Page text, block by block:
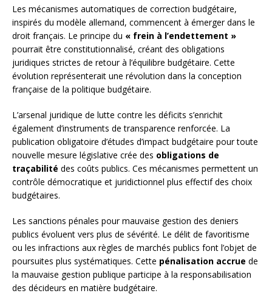
Les mécanismes automatiques de correction budgétaire,
inspirés du modèle allemand, commencent à émerger dans le
droit français. Le principe du « frein à l’endettement »
pourrait être constitutionnalisé, créant des obligations
juridiques strictes de retour à l’équilibre budgétaire. Cette
évolution représenterait une révolution dans la conception
française de la politique budgétaire.
L’arsenal juridique de lutte contre les déficits s’enrichit
également d’instruments de transparence renforcée. La
publication obligatoire d’études d’impact budgétaire pour toute
nouvelle mesure législative crée des obligations de
traçabilité des coûts publics. Ces mécanismes permettent un
contrôle démocratique et juridictionnel plus effectif des choix
budgétaires.
Les sanctions pénales pour mauvaise gestion des deniers
publics évoluent vers plus de sévérité. Le délit de favoritisme
ou les infractions aux règles de marchés publics font l’objet de
poursuites plus systématiques. Cette pénalisation accrue de
la mauvaise gestion publique participe à la responsabilisation
des décideurs en matière budgétaire.